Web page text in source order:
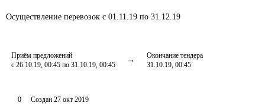
Осуществление перевозок с 01.11.19 по 31.12.19
Приём предложений
с 26.10.19, 00:45 по 31.10.19, 00:45
Окончание тендера
31.10.19, 00:45
0 Создан 27 окт 2019